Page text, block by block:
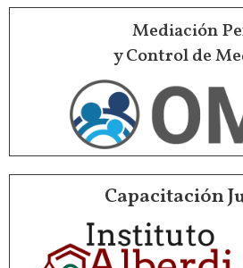
Mediación
y Control de
Capacitación